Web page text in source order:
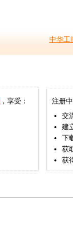
中华工
，享受：
注册
交
建
下
获
获